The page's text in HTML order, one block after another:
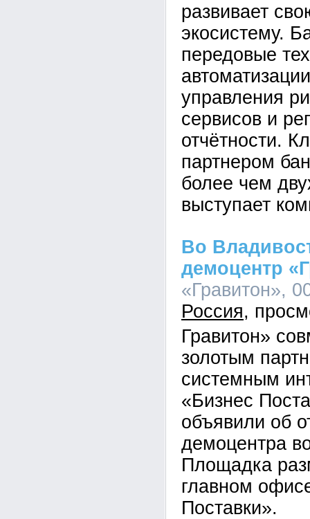
развивает
экосистему.
передовые
управления
сервисов и
отчётности.
партнером
более чем
выступает
Во
демоцентр
«Гравитон»,
Россия
Гравитон»
золотым
системным
«Бизнес
объявили об
демоцентра
Площадка
главном
Поставки».